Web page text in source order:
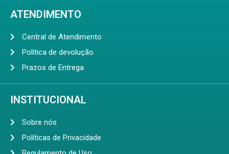
ATENDIMENTO
Central de Atendimento
Política de devolução
Prazos de Entrega
INSTITUCIONAL
Sobre nós
Políticas de Privacidade